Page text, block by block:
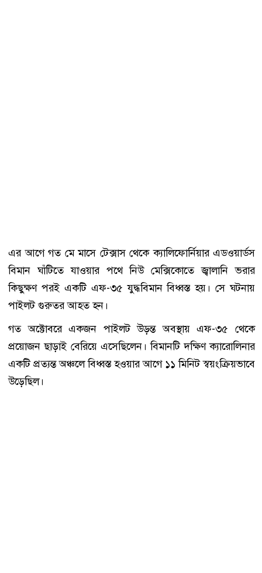
এর আগে গত মে মাসে টেক্সাস থেকে ক্যালিফোর্নিয়ার এডওয়ার্ডস
বিমান ঘাঁটিতে যাওয়ার পথে নিউ মেক্সিকোতে জ্বালানি ভরার
কিছুক্ষণ পরই একটি এফ-৩৫ যুদ্ধবিমান বিধ্বস্ত হয়। সে ঘটনায়
পাইলট গুরুতর আহত হন।
গত অক্টোবরে একজন পাইলট উড়ন্ত অবস্থায় এফ-৩৫ থেকে
প্রয়োজন ছাড়াই বেরিয়ে এসেছিলেন। বিমানটি দক্ষিণ ক্যারোলিনার
একটি প্রত্যন্ত অঞ্চলে বিধ্বস্ত হওয়ার আগে ১১ মিনিট স্বয়ংক্রিয়ভাবে
উড়েছিল।